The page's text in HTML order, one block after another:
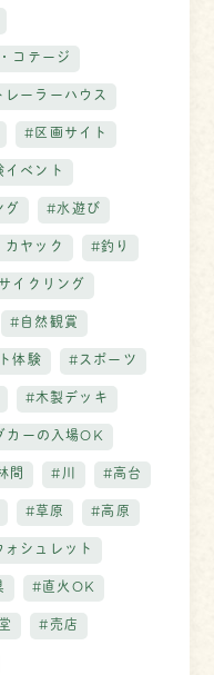
コテージ
レーラーハウス
#区画サイト
イベント
#水遊び
ヤック #釣り
イクリング
#自然観賞
体験 #スポーツ
#木製デッキ
カーの入場OK
間 #川 #高台
#草原 #高原
ォシュレット
#直火OK
#売店